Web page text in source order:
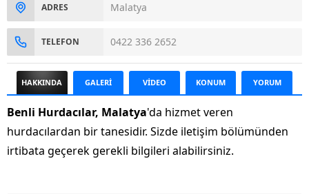
ADRES Malatya
TELEFON 0422 336 2652
HAKKINDA GALERİ VİDEO KONUM YORUM
Benli Hurdacılar, Malatya'da hizmet veren
hurdacılardan bir tanesidir. Sizde iletişim bölümünden
irtibata geçerek gerekli bilgileri alabilirsiniz.